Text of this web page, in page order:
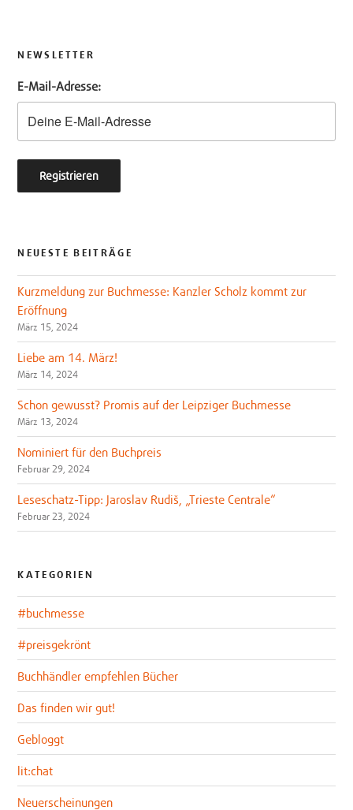
NEWSLETTER
E-Mail-Adresse:
NEUESTE BEITRÄGE
Kurzmeldung zur Buchmesse: Kanzler Scholz kommt zur
Eröffnung
März 15, 2024
Liebe am 14. März!
März 14, 2024
Schon gewusst? Promis auf der Leipziger Buchmesse
März 13, 2024
Nominiert für den Buchpreis
Februar 29, 2024
Leseschatz-Tipp: Jaroslav Rudiš, „Trieste Centrale“
Februar 23, 2024
KATEGORIEN
#buchmesse
#preisgekrönt
Buchhändler empfehlen Bücher
Das finden wir gut!
Gebloggt
lit:chat
Neuerscheinungen